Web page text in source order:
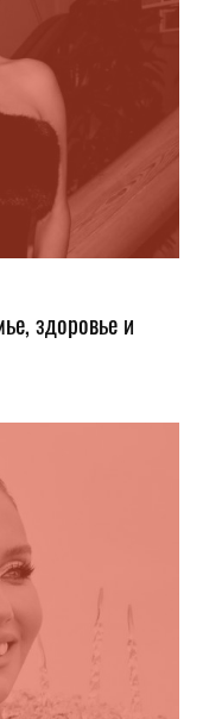
здоровье и